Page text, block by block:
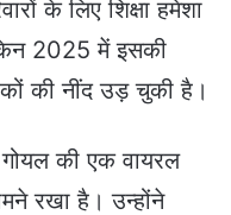
के लिए शिक्षा हमेशा
2025 में इसकी
की नींद उड़ चुकी है।
की एक वायरल
रखा है। उन्होंने